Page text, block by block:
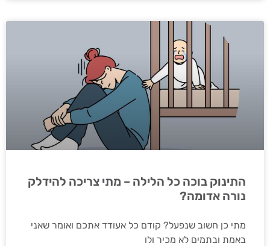
התינוק בוכה כל הלילה – מתי צריכה להידלק
נורה אדומה?
מתי כן חשוב שנפעל? קודם כל אעודד אתכם ואומר שאני
באמת ובתמים לא מכיר ולו